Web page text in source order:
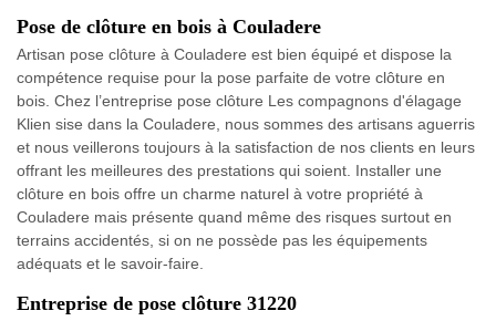
Pose de clôture en bois à Couladere
Artisan pose clôture à Couladere est bien équipé et dispose la
compétence requise pour la pose parfaite de votre clôture en
bois. Chez l’entreprise pose clôture Les compagnons d'élagage
Klien sise dans la Couladere, nous sommes des artisans aguerris
et nous veillerons toujours à la satisfaction de nos clients en leurs
offrant les meilleures des prestations qui soient. Installer une
clôture en bois offre un charme naturel à votre propriété à
Couladere mais présente quand même des risques surtout en
terrains accidentés, si on ne possède pas les équipements
adéquats et le savoir-faire.
Entreprise de pose clôture 31220